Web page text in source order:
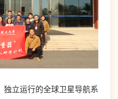
立运行的全球卫星导航系